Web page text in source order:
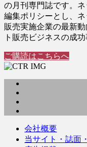
の月刊専門誌です。
編集ポリシーとし、
販売実施企業の最新
ト販売ビジネスの成
ご購読はこちらへ
会社概要
当サイト・誌面